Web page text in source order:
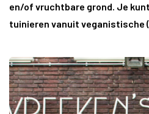
en/of vruchtbare grond. Je
tuinieren vanuit